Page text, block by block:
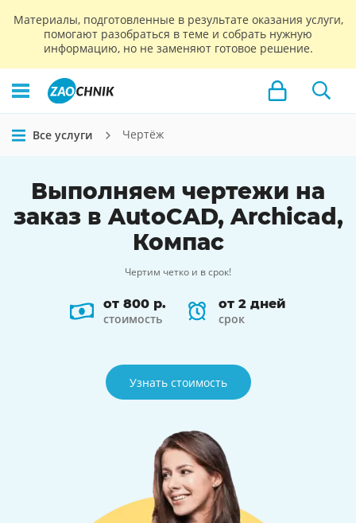
Материалы, подготовленные в результате оказания услуги,
помогают разобраться в теме и собрать нужную
информацию, но не заменяют готовое решение.
Все услуги Чертёж
Выполняем чертежи на
заказ в AutoCAD, Archicad,
Компас
Чертим четко и в срок!
от 800 р.
стоимость
от 2 дней
срок
Узнать стоимость